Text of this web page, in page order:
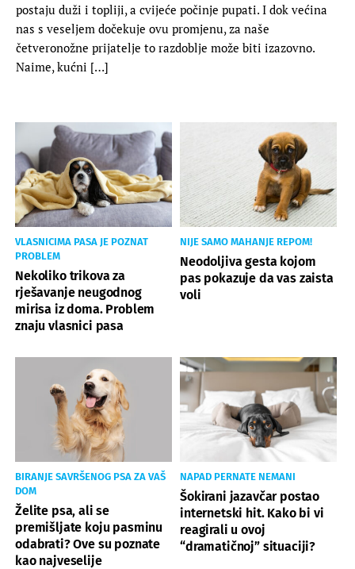
postaju duži i topliji, a cvijeće počinje pupati. I dok većina
nas s veseljem dočekuje ovu promjenu, za naše
četveronožne prijatelje to razdoblje može biti izazovno.
Naime, kućni […]
VLASNICIMA PASA JE POZNAT
PROBLEM
Nekoliko trikova za
rješavanje neugodnog
mirisa iz doma. Problem
znaju vlasnici pasa
NIJE SAMO MAHANJE REPOM!
Neodoljiva gesta kojom
pas pokazuje da vas zaista
voli
BIRANJE SAVRŠENOG PSA ZA VAŠ
DOM
Želite psa, ali se
premišljate koju pasminu
odabrati? Ove su poznate
kao najveselije
NAPAD PERNATE NEMANI
Šokirani jazavčar postao
internetski hit. Kako bi vi
reagirali u ovoj
“dramatičnoj” situaciji?